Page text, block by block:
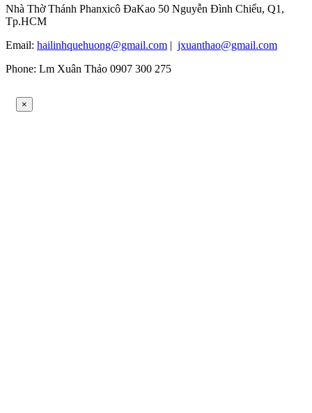
Nhà Thờ Thánh Phanxicô ĐaKao 50 Nguyễn Đình Chiểu, Q1,
Tp.HCM
Email: hailinhquehuong@gmail.com | jxuanthao@gmail.com
Phone: Lm Xuân Thảo 0907 300 275
×